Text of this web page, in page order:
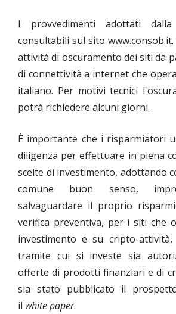
I provvedimenti adottati
consultabili sul sito
attività di oscuramento dei siti da
di connettività a internet che
italiano. Per motivi tecnici
potrà richiedere alcuni giorni.
È importante che i risparmiatori
diligenza per effettuare in piena
scelte di investimento, adottando
comune buon senso,
salvaguardare il proprio
verifica preventiva, per i siti che
investimento e su cripto-
tramite cui si investe sia
offerte di prodotti finanziari e di
sia stato pubblicato il
il white paper.